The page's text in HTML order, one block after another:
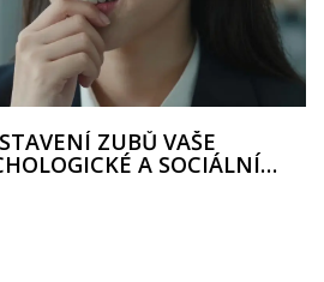
ZUBŮ VAŠE
A SOCIÁLNÍ